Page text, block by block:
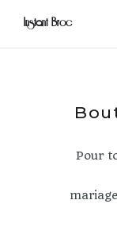
Instant Broc
Pour